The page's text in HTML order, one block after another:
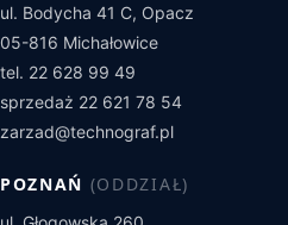
ul. Bodycha 41 C, Opacz
05-816 Michałowice
tel. 22 628 99 49
sprzedaż 22 621 78 54
zarzad@technograf.pl
POZNAŃ (ODDZIAŁ)